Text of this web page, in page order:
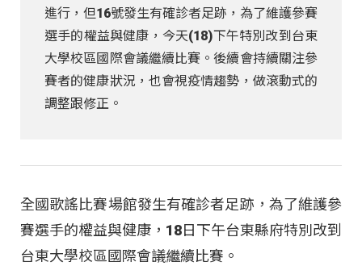
進行，但16號發生有確診者足跡，為了維護參賽
選手的權益與健康，今天(18)下午特別改到台東
大學校區國際會議繼續比賽。後續會持續關注參
賽者的健康狀況，也會視疫情趨勢，做滾動式的
調整跟修正。
全國歌謠比賽場館發生有確診者足跡，為了維護參
賽選手的權益與健康，18日下午台東縣府特別改到
台東大學校區國際會議繼續比賽。